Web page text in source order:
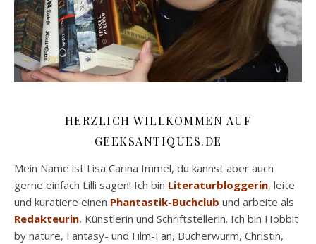
HERZLICH WILLKOMMEN AUF
GEEKSANTIQUES.DE
Mein Name ist Lisa Carina Immel, du kannst aber auch
gerne einfach Lilli sagen! Ich bin Literaturbloggerin, leite
und kuratiere einen Phantastik-Buchclub und arbeite als
Redakteurin, Künstlerin und Schriftstellerin. Ich bin Hobbit
by nature, Fantasy- und Film-Fan, Bücherwurm, Christin,